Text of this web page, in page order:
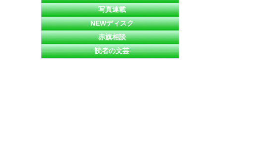
写真連載
NEWディスク
赤旗相談
読者の文芸